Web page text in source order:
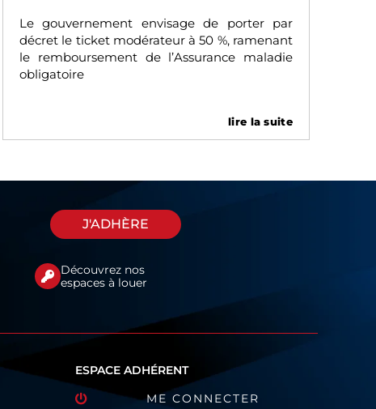
Le gouvernement envisage de porter par
décret le ticket modérateur à 50 %, ramenant
le remboursement de l’Assurance maladie
obligatoire
lire la suite
J'ADHÈRE
Découvrez nos
espaces à louer
ESPACE ADHÉRENT
ME CONNECTER